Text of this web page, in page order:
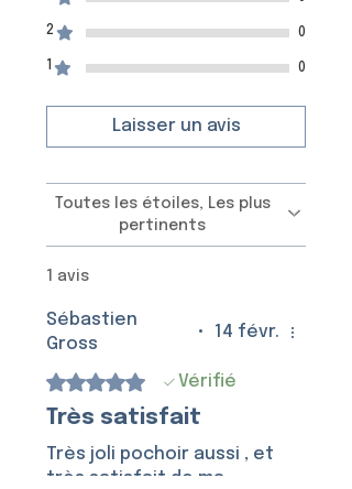
2 0
0
Laisser un avis
Toutes les étoiles, Les plus
pertinents
1 avis
Sébastien
Gross
• 14 févr.
Noté 5 sur 5. Vérifié
Très satisfait
Très joli pochoir aussi , et
très satisfait de ma